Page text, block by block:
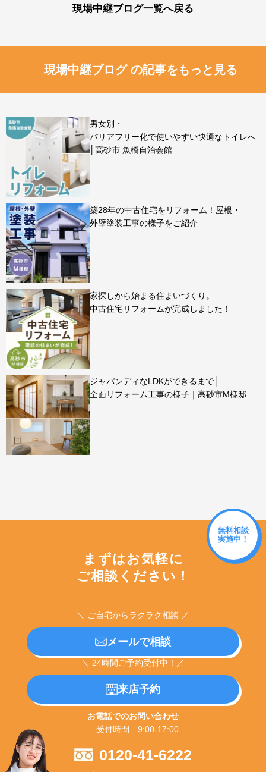
現場中継ブログ一覧へ戻る
現場中継ブログ の記事をもっと見る
男女別・
バリアフリー化で使いやすい快適なトイレへ
│高砂市 魚橋自治会館
築28年の中古住宅をリフォーム！屋根・
外壁塗装工事の様子をご紹介
家探しから始まる住まいづくり。
中古住宅リフォームが完成しました！
ジャパンディなLDKができるまで│
全面リフォーム工事の様子｜高砂市M様邸
無料相談
実施中！
まずはお気軽に
ご相談ください！
＼ ご自宅からラクラク相談 ／
メールで相談
＼ 24時間ご予約受付中！／
来店予約
お電話でのお問い合わせ
受付時間 9:00-17:00
0120-41-6222